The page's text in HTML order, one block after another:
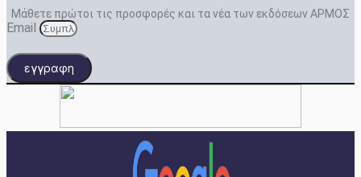
Μάθετε πρώτοι τις προσφορές και τα νέα των εκδόσεων ΑΡΜΟΣ
Email
εγγραφη